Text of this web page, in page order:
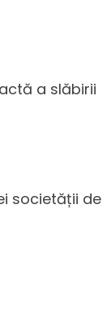
a slăbirii
societății de